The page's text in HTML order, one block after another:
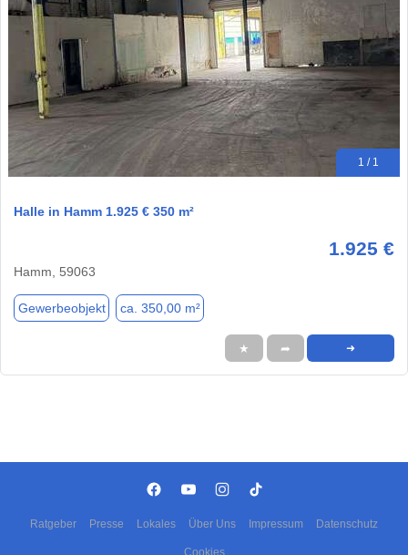
1 / 1
Halle in Hamm 1.925 € 350 m²
1.925 €
Hamm, 59063
Gewerbeobjekt ca. 350,00 m²
★ ➦ ➜
Ratgeber Presse Lokales Über Uns Impressum Datenschutz
Cookies